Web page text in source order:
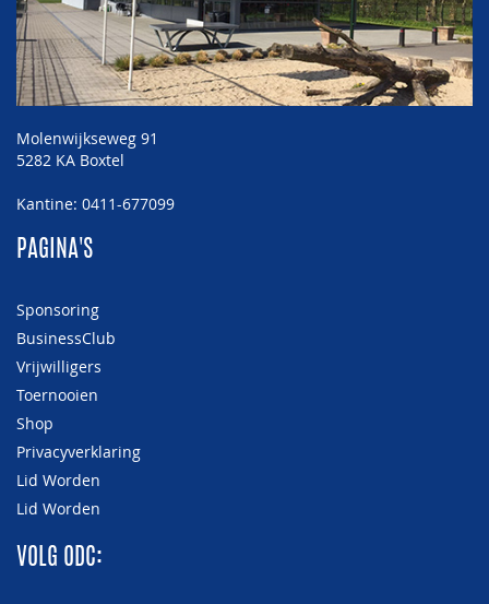
Molenwijkseweg 91
5282 KA Boxtel
Kantine: 0411-677099
PAGINA'S
Sponsoring
BusinessClub
Vrijwilligers
Toernooien
Shop
Privacyverklaring
Lid Worden
Lid Worden
VOLG ODC: